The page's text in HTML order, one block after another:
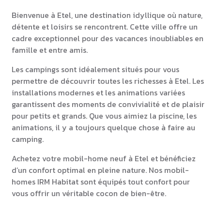
Bienvenue à Etel, une destination idyllique où nature,
détente et loisirs se rencontrent. Cette ville offre un
cadre exceptionnel pour des vacances inoubliables en
famille et entre amis.
Les campings sont idéalement situés pour vous
permettre de découvrir toutes les richesses à Etel. Les
installations modernes et les animations variées
garantissent des moments de convivialité et de plaisir
pour petits et grands. Que vous aimiez la piscine, les
animations, il y a toujours quelque chose à faire au
camping.
Achetez votre mobil-home neuf à Etel et bénéficiez
d’un confort optimal en pleine nature. Nos mobil-
homes IRM Habitat sont équipés tout confort pour
vous offrir un véritable cocon de bien-être.